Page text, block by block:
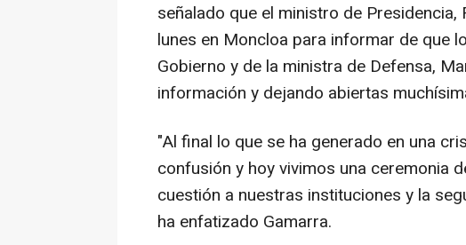
señalado que el ministro de
lunes en Moncloa para informar de que
Gobierno y de la ministra de Defensa,
información y dejando abiertas
"Al final lo que se ha generado en una
confusión y hoy vivimos una ceremonia
cuestión a nuestras instituciones y la
ha enfatizado Gamarra.